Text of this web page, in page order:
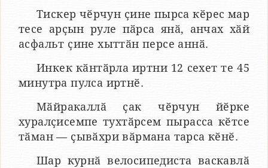
Тискер чӗрчун ҫине пырса кӗрес мар
тесе арҫын руле пӑрса янӑ, анчах хӑй
асфальт ҫине хыттӑн персе аннӑ.
Инкек кӑнтӑрла иртни 12 сехет те 45
минутра пулса иртнӗ.
Мӑйракаллӑ ҫак чӗрчун йӗрке
хуралҫисемпе тухтӑрсем пырасса кӗтсе
тӑман — ҫывӑхри вӑрмана тарса кӗнӗ.
Шар курнӑ велосипедиста васкавлӑ